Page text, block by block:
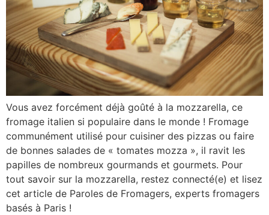
Vous avez forcément déjà goûté à la mozzarella, ce
fromage italien si populaire dans le monde ! Fromage
communément utilisé pour cuisiner des pizzas ou faire
de bonnes salades de « tomates mozza », il ravit les
papilles de nombreux gourmands et gourmets. Pour
tout savoir sur la mozzarella, restez connecté(e) et lisez
cet article de Paroles de Fromagers, experts fromagers
basés à Paris !